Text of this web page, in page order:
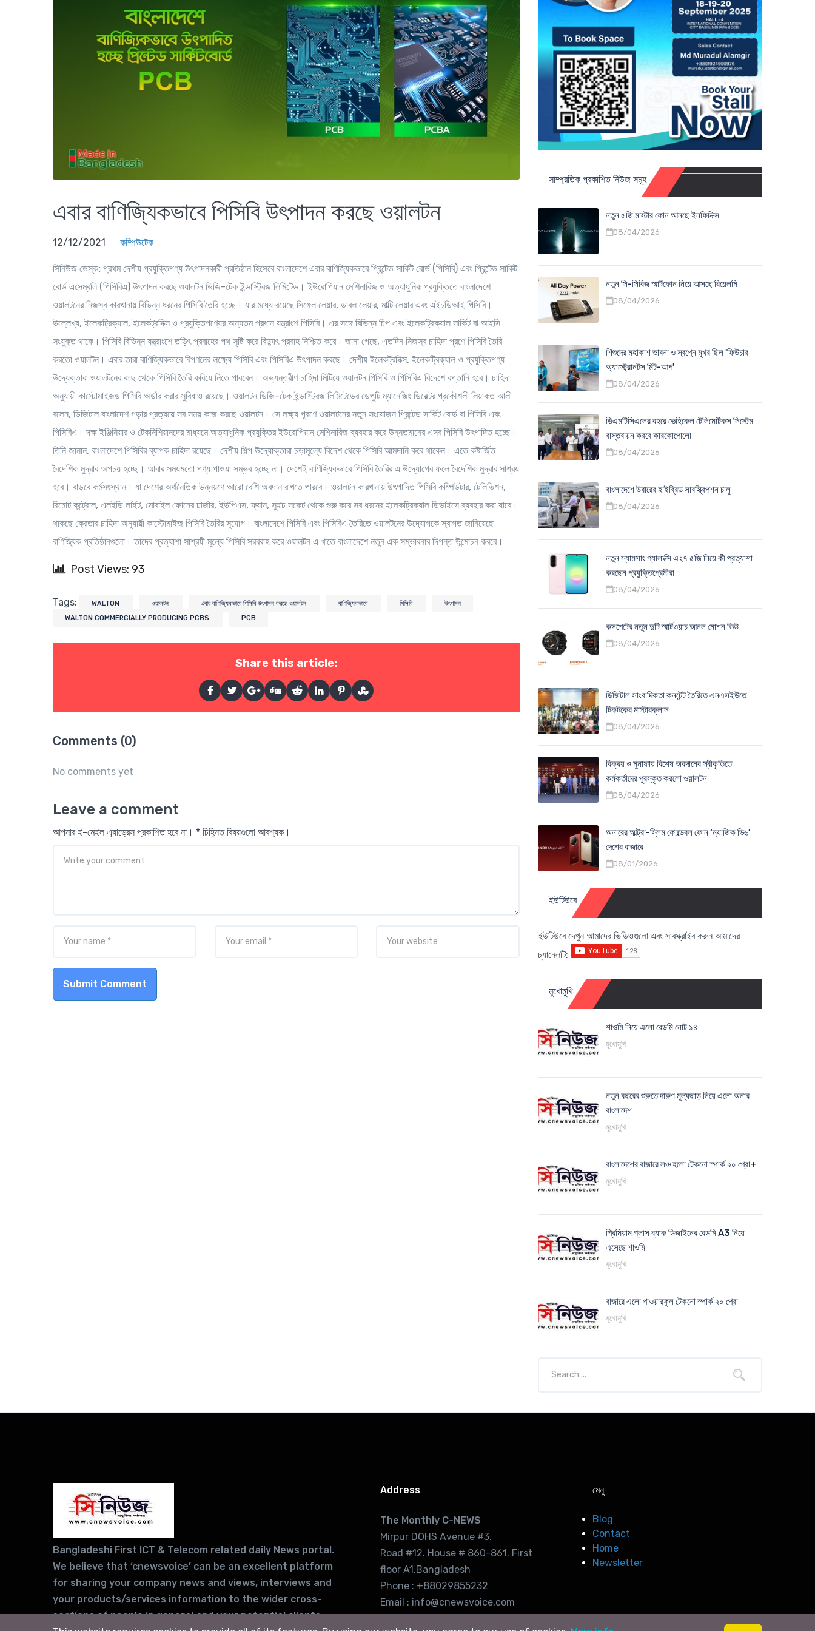
এবার বাণিজ্যিকভাবে পিসিবি উৎপাদন করছে ওয়ালটন
12/12/2021 কম্পিউটেক
সিনিউজ ডেস্ক: প্রথম দেশীয় প্রযুক্তিপণ্য উৎপাদনকারী প্রতিষ্ঠান হিসেবে বাংলাদেশে এবার বাণিজ্যিকভাবে প্রিন্টেড সার্কিট বোর্ড (পিসিবি) এবং প্রিন্টেড সার্কিট
বোর্ড এসেম্বলি (পিসিবিএ) উৎপাদন করছে ওয়ালটন ডিজি-টেক ইন্ডাস্ট্রিজ লিমিটেড। ইউরোপিয়ান মেশিনারিজ ও অত্যাধুনিক প্রযুক্তিতে বাংলাদেশে
ওয়ালটনের নিজস্ব কারখানায় বিভিন্ন ধরনের পিসিবি তৈরি হচ্ছে। যার মধ্যে রয়েছে সিঙ্গেল লেয়ার, ডাবল লেয়ার, মাল্টি লেয়ার এবং এইচডিআই পিসিবি।
উল্লেখ্য, ইলেকট্রিক্যাল, ইলেকট্রনিক্স ও প্রযুক্তিপণ্যের অন্যতম প্রধান যন্ত্রাংশ পিসিবি। এর সঙ্গে বিভিন্ন চিপ এবং ইলেকট্রিক্যাল সার্কিট বা আইসি
সংযুক্ত থাকে। পিসিবি বিভিন্ন যন্ত্রাংশে তড়িৎ প্রবাহের পথ সৃষ্টি করে বিদ্যুৎ প্রবাহ নিশ্চিত করে। জানা গেছে, এতদিন নিজস্ব চাহিদা পূরণে পিসিবি তৈরি
করতো ওয়ালটন। এবার তারা বাণিজ্যিকভাবে বিপণনের লক্ষ্যে পিসিবি এবং পিসিবিএ উৎপাদন করছে। দেশীয় ইলেকট্রনিক্স, ইলেকট্রিক্যাল ও প্রযুক্তিপণ্য
উদ্যেক্তারা ওয়ালটনের কাছ থেকে পিসিবি তৈরি করিয়ে নিতে পারবেন। অভ্যন্তরীণ চাহিদা মিটিয়ে ওয়ালটন পিসিবি ও পিসিবিএ বিদেশে রপ্তানি হবে। চাহিদা
অনুযায়ী কাস্টোমাইজড পিসিবি অর্ডার করার সুবিধাও রয়েছে। ওয়ালটন ডিজি-টেক ইন্ডাস্ট্রিজ লিমিটেডের ডেপুটি ম্যানেজিং ডিরেক্টর প্রকৌশলী লিয়াকত আলী
বলেন, ডিজিটাল বাংলাদেশ গড়ার প্রত্যয়ে সব সময় কাজ করছে ওয়ালটন। সে লক্ষ্য পূরণে ওয়ালটনের নতুন সংযোজন প্রিন্টেড সার্কিট বোর্ড বা পিসিবি এবং
পিসিবিএ। দক্ষ ইঞ্জিনিয়ার ও টেকনিশিয়ানদের মাধ্যমে অত্যাধুনিক প্রযুক্তির ইউরোপিয়ান মেশিনারিজ ব্যবহার করে উন্নতমানের এসব পিসিবি উৎপাদিত হচ্ছে।
তিনি জানান, বাংলাদেশে পিসিবির ব্যাপক চাহিদা রয়েছে। দেশীয় শিল্প উদ্যোক্তারা চড়ামূল্যে বিদেশ থেকে পিসিবি আমদানি করে থাকেন। এতে কষ্টার্জিত
বৈদেশিক মুদ্রার অপচয় হচ্ছে। আবার সময়মতো পণ্য পাওয়া সম্ভব হচ্ছে না। দেশেই বাণিজ্যিকভাবে পিসিবি তৈরির এ উদ্যোগের ফলে বৈদেশিক মুদ্রার সাশ্রয়
হবে। বাড়বে কর্মসংস্থান। যা দেশের অর্থনৈতিক উন্নয়ণে আরো বেশি অবদান রাখতে পারবে। ওয়ালটন কারখানায় উৎপাদিত পিসিবি কম্পিউটার, টেলিভিশন,
রিমোট কন্ট্রোল, এলইডি লাইট, মোবাইল ফোনের চার্জার, ইউপিএস, ফ্যান, সুইচ সকেট থেকে শুরু করে সব ধরনের ইলেকট্রিক্যাল ডিভাইসে ব্যবহার করা যাবে।
থাকছে ক্রেতার চাহিদা অনুযায়ী কাস্টোমাইজ পিসিবি তৈরির সুযোগ। বাংলাদেশে পিসিবি এবং পিসিবিএ তৈরিতে ওয়ালটনের উদ্যোগকে স্বাগত জানিয়েছে
বাণিজ্যিক প্রতিষ্ঠানগুলো। তাদের প্রত্যাশা সাশ্রয়ী মূল্যে পিসিবি সরবরাহ করে ওয়ালটন এ খাতে বাংলাদেশে নতুন এক সম্ভাবনার দিগন্ত উন্মোচন করবে।
Post Views: 93
Tags: WALTON ওয়ালটন এবার বাণিজ্যিকভাবে পিসিবি উৎপাদন করছে ওয়ালটন বাণিজ্যিকভাবে পিসিবি
উৎপাদন
WALTON COMMERCIALLY PRODUCING PCBS
PCB
Share this article:
Comments (0)
No comments yet
Leave a comment
আপনার ই-মেইল এ্যাড্রেস প্রকাশিত হবে না। * চিহ্নিত বিষয়গুলো আবশ্যক।
Submit Comment
সাম্প্রতিক প্রকাশিত নিউজ সমূহ
নতুন ৫জি মাস্টার ফোন আনছে ইনফিনিক্স
08/04/2026
নতুন সি-সিরিজ স্মার্টফোন নিয়ে আসছে রিয়েলমি
08/04/2026
শিশুদের মহাকাশ ভাবনা ও স্বপ্নে মুখর ছিল 'ফিউচার
অ্যাস্ট্রোনটস মিট-আপ'
08/04/2026
ডিএমটিসিএলের বহরে ভেহিকেল টেলিমেটিকস সিস্টেম
বাস্তবায়ন করবে কারকোপোলো
08/04/2026
বাংলাদেশে উবারের হাইব্রিড সাবস্ক্রিপশন চালু
08/04/2026
নতুন স্যামসাং গ্যালাক্সি এ২৭ ৫জি নিয়ে কী প্রত্যাশা
করছেন প্রযুক্তিপ্রেমীরা
08/04/2026
কসপেটের নতুন দুটি স্মার্টওয়াচ আনল মোশন ভিউ
08/04/2026
ডিজিটাল সাংবাদিকতা কনটেন্ট তৈরিতে এনএসইউতে
টিকটকের মাস্টারক্লাস
08/04/2026
বিক্রয় ও মুনাফায় বিশেষ অবদানের স্বীকৃতিতে
কর্মকর্তাদের পুরস্কৃত করলো ওয়ালটন
08/04/2026
অনারের আল্ট্রা-স্লিম ফোল্ডেবল ফোন ‘ম্যাজিক ভি৬’
দেশের বাজারে
08/01/2026
ইউটিউবে
ইউটিউবে দেখুন আমাদের ভিডিওগুলো এবং সাবস্ক্রাইব করুন আমাদের
চ্যানেলটি:
মুখোমুখি
শাওমি নিয়ে এলো রেডমি নোট ১৪
মুখোমুখি
নতুন বছরের শুরুতে দারুণ মূল্যছাড় নিয়ে এলো অনার
বাংলাদেশ
মুখোমুখি
বাংলাদেশের বাজারে লঞ্চ হলো টেকনো স্পার্ক ২০ প্রো+
মুখোমুখি
প্রিমিয়াম গ্লাস ব্যাক ডিজাইনের রেডমি A3 নিয়ে
এসেছে শাওমি
মুখোমুখি
বাজারে এলো পাওয়ারফুল টেকনো স্পার্ক ২০ প্রো
মুখোমুখি
Bangladeshi First ICT & Telecom related daily News portal.
We believe that ‘cnewsvoice’ can be an excellent platform
for sharing your company news and views, interviews and
your products/services information to the wider cross-
sections of people in general and your potential clients
Address
The Monthly C-NEWS
Mirpur DOHS Avenue #3.
Road #12. House # 860-861. First
floor A1,Bangladesh
Phone : +88029855232
Email : info@cnewsvoice.com
মেনু
Blog
Contact
Home
Newsletter